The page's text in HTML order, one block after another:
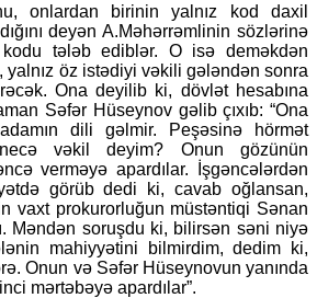
onlardan birinin yalnız kod daxil
deyən A.Məhərrəmlinin sözlərinə
tələb ediblər. O isə deməkdən
öz istədiyi vəkili gələndən sonra
Ona deyilib ki, dövlət hesabına
Səfər Hüseynov gəlib çıxıb: “Ona
dili gəlmir. Peşəsinə hörmət
vəkil deyim? Onun gözünün
verməyə apardılar. İşgəncələrdən
görüb dedi ki, cavab oğlansan,
vaxt prokurorluğun müstəntiqi Sənan
Məndən soruşdu ki, bilirsən səni niyə
mahiyyətini bilmirdim, dedim ki,
Onun və Səfər Hüseynovun yanında
mərtəbəyə apardılar”.